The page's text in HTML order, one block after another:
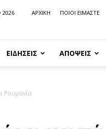
2026 ΑΡΧΙΚΗ ΠΟΙΟΙ ΕΙΜΑΣΤΕ
ΕΙΔΗΣΕΙΣ ΑΠΟΨΕΙΣ
Ρουμανία